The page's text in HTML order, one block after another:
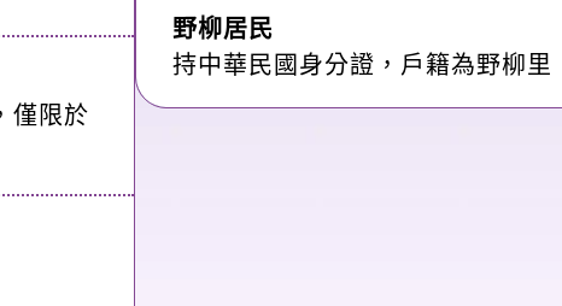
僅限於
野柳居民
持中華民國身分證，戶籍為野柳里